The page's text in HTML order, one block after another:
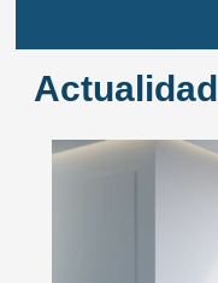
Actualidad